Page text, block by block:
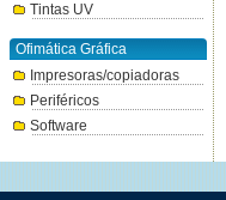
Tintas UV
Ofimática Gráfica
Impresoras/copiadoras
Periféricos
Software